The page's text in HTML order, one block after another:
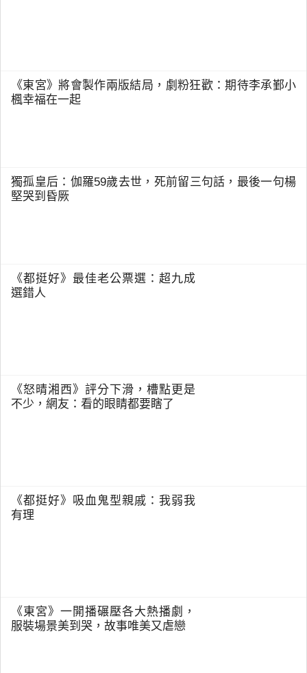
《東宮》將會製作兩版結局，劇粉狂歡：期待李承鄞小
楓幸福在一起
獨孤皇后：伽羅59歲去世，死前留三句話，最後一句楊
堅哭到昏厥
《都挺好》最佳老公票選：超九成
選錯人
《怒晴湘西》評分下滑，槽點更是
不少，網友：看的眼睛都要瞎了
《都挺好》吸血鬼型親戚：我弱我
有理
《東宮》一開播碾壓各大熱播劇，
服裝場景美到哭，故事唯美又虐戀